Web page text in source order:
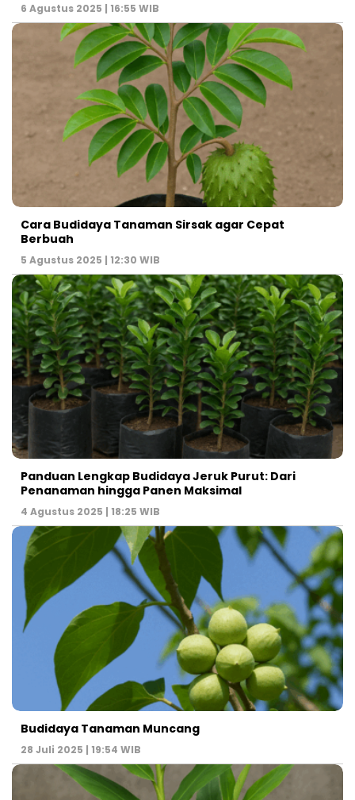
6 Agustus 2025 | 16:55 WIB
Cara Budidaya Tanaman Sirsak agar Cepat
Berbuah
5 Agustus 2025 | 12:30 WIB
Panduan Lengkap Budidaya Jeruk Purut: Dari
Penanaman hingga Panen Maksimal
4 Agustus 2025 | 18:25 WIB
Budidaya Tanaman Muncang
28 Juli 2025 | 19:54 WIB